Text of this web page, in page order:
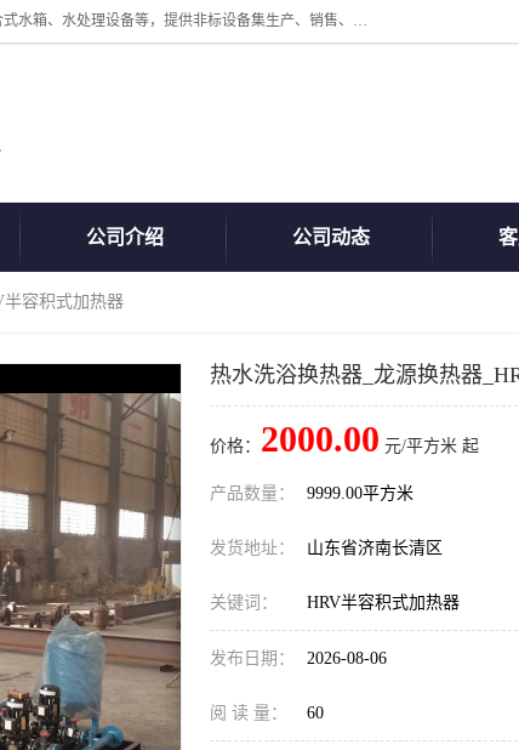
公司主营换热器.换热设备、供水设备，核心产品涵盖：管壳式换热器、换热机组、不锈钢组合式水箱、水处理设备等，提供非标设备集生产、销售、安装一体化服务，可满足全国酒店、学校、医院、商业综合体、工业项目等多场景换热与供水需求。
备
公司介绍 公司动态
半容积式加热器
热水洗浴换热器_龙源换热器
价格： 2000.00 元/平方米 起
产品数量： 9999.00平方米
发货地址： 山东省济南长清区
关键词： HRV半容积式加热器
发布日期： 2026-08-06
阅 读 量： 60